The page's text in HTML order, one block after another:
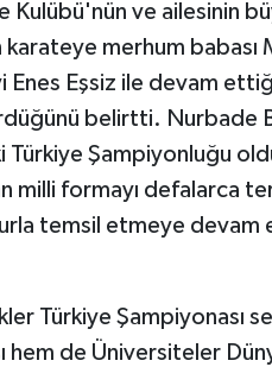
Kulübü'nün ve ailesinin
merhum babası
Enes Eşsiz ile devam
belirtti. Nurbade
Türkiye Şampiyonluğu
milli formayı defalarca
temsil etmeye devam
Türkiye Şampiyonası
hem de Üniversiteler